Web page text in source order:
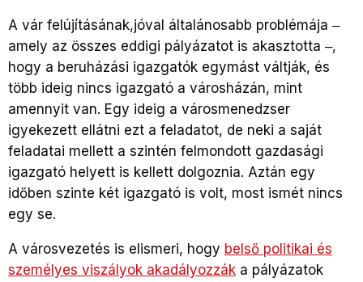
A vár felújításának,jóval általánosabb problémája ‒
amely az összes eddigi pályázatot is akasztotta ‒,
hogy a beruházási igazgatók egymást váltják, és
több ideig nincs igazgató a városházán, mint
amennyit van. Egy ideig a városmenedzser
igyekezett ellátni ezt a feladatot, de neki a saját
feladatai mellett a szintén felmondott gazdasági
igazgató helyett is kellett dolgoznia. Aztán egy
időben szinte két igazgató is volt, most ismét nincs
egy se.
A városvezetés is elismeri, hogy belső politikai és
személyes viszályok akadályozzák a pályázatok